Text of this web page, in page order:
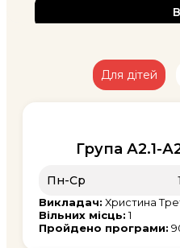
Для дітей
Група А2.1-
Пн-Ср
Викладач: Христина
Вільних місць: 1
Пройдено програми: